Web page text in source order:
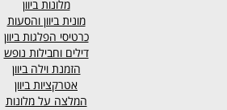
מלונות ביוון
מונית ביוון והסעות
כרטיסי הפלגות ביוון
דילים וחבילות נופש
הזמנת וילה ביוון
אטרקציות ביוון
המלצה על מלונות